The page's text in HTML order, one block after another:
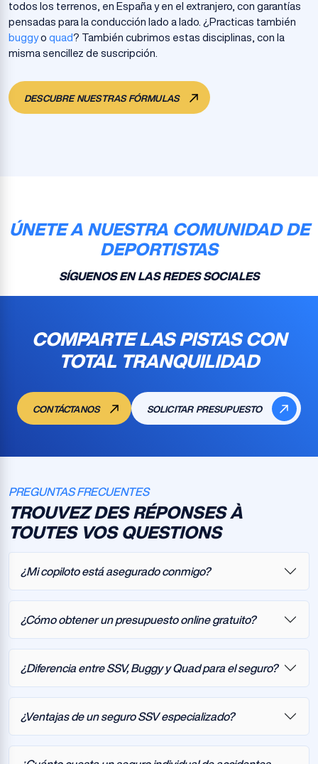
todos los terrenos, en España y en el extranjero, con garantías
pensadas para la conducción lado a lado. ¿Practicas también
buggyo quad? También cubrimos estas disciplinas, con la
misma sencillez de suscripción.
DESCUBRE NUESTRAS FÓRMULAS
ÚNETE A NUESTRA COMUNIDAD DE
DEPORTISTAS
SÍGUENOS EN LAS REDES SOCIALES
COMPARTE LAS PISTAS CON
TOTAL TRANQUILIDAD
CONTÁCTANOS SOLICITAR PRESUPUESTO
PREGUNTAS FRECUENTES
TROUVEZ DES RÉPONSES À
TOUTES VOS QUESTIONS
¿Mi copiloto está asegurado conmigo?
¿Cómo obtener un presupuesto online gratuito?
¿Diferencia entre SSV, Buggy y Quad para el seguro?
¿Ventajas de un seguro SSV especializado?